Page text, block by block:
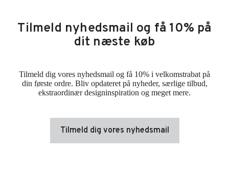
Tilmeld nyhedsmail og få 10% på
dit næste køb
Tilmeld dig vores nyhedsmail og få 10% i velkomstrabat på
din første ordre. Bliv opdateret på nyheder, særlige tilbud,
ekstraordinær designinspiration og meget mere.
Tilmeld dig vores nyhedsmail